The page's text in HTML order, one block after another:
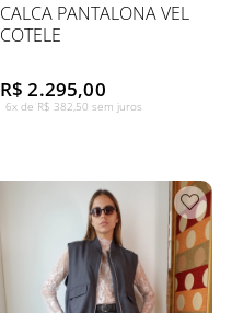
CALCA PANTALONA VEL
COTELE
R$ 2.295,00
6x de R$ 382,50 sem juros